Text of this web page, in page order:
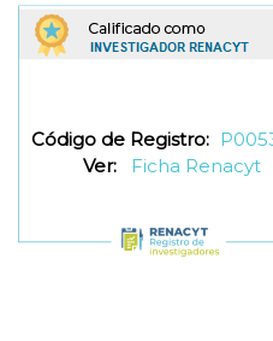
Código de Registro:
Ver:
Ficha Renacyt